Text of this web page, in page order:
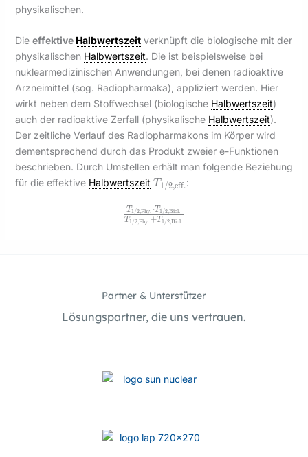
physikalischen.
Die effektive Halbwertszeitverknüpft die biologische mit der
physikalischen Halbwertszeit. Die ist beispielsweise bei
nuklearmedizinischen Anwendungen, bei denen radioaktive
Arzneimittel (sog. Radiopharmaka), appliziert werden. Hier
wirkt neben dem Stoffwechsel (biologische Halbwertszeit)
auch der radioaktive Zerfall (physikalische Halbwertszeit).
Der zeitliche Verlauf des Radiopharmakons im Körper wird
dementsprechend durch das Produkt zweier e-Funktionen
beschrieben. Durch Umstellen erhält man folgende Beziehung
für die effektive Halbwertszeit T_{1/2,
\text{eff.}}
T 1/2,eff.:
\frac{T_{1/2,
\text{Phy.}} \cdot
\text{Biol.}}}
T1 /2,Phy. +T 1 /2,Biol.
T1 /2,Phy. ⋅T 1 /2,Biol.
Partner & Unterstützer
Lösungspartner, die uns vertrauen.